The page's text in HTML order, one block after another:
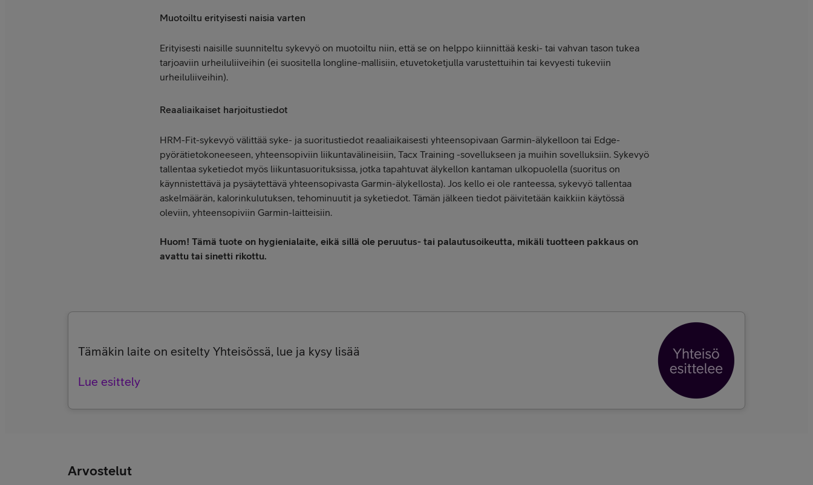
Muotoiltu erityisesti naisia varten
Erityisesti naisille suunniteltu sykevyö on muotoiltu niin, että se on helppo kiinnittää keski- tai vahvan tason tukea
tarjoaviin urheiluliiveihin (ei suositella longline-mallisiin, etuvetoketjulla varustettuihin tai kevyesti tukeviin
urheiluliiveihin).
Reaaliaikaiset harjoitustiedot
HRM-Fit-sykevyö välittää syke- ja suoritustiedot reaaliaikaisesti yhteensopivaan Garmin-älykelloon tai Edge-
pyörätietokoneeseen, yhteensopiviin liikuntavälineisiin, Tacx Training -sovellukseen ja muihin sovelluksiin. Sykevyö
tallentaa syketiedot myös liikuntasuorituksissa, jotka tapahtuvat älykellon kantaman ulkopuolella (suoritus on
käynnistettävä ja pysäytettävä yhteensopivasta Garmin-älykellosta). Jos kello ei ole ranteessa, sykevyö tallentaa
askelmäärän, kalorinkulutuksen, tehominuutit ja syketiedot. Tämän jälkeen tiedot päivitetään kaikkiin käytössä
oleviin, yhteensopiviin Garmin-laitteisiin.
Huom! Tämä tuote on hygienialaite, eikä sillä ole peruutus- tai palautusoikeutta, mikäli tuotteen pakkaus on
avattu tai sinetti rikottu.
Tämäkin laite on esitelty Yhteisössä, lue ja kysy lisää
Lue esittely
Arvostelut